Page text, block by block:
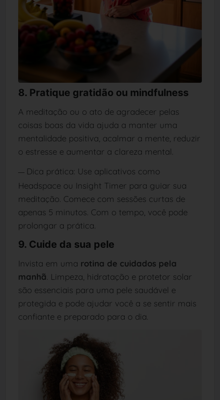
8. Pratique gratidão ou mindfulness
A meditação ou o ato de agradecer pelas
coisas boas da vida ajuda a manter uma
mentalidade positiva, acalmar a mente, reduzir
o estresse e aumentar a clareza mental.
— Dica prática: Use aplicativos como
Headspace ou Insight Timer para guiar sua
meditação. Comece com sessões curtas de
apenas 5 minutos. Com o tempo, você pode
prolongar a prática.
9. Cuide da sua pele
Invista em uma rotina de cuidados pela
manhã. Limpeza, hidratação e protetor solar
são essenciais para uma pele saudável e
protegida e pode ajudar você a se sentir mais
confiante e preparado para o dia.